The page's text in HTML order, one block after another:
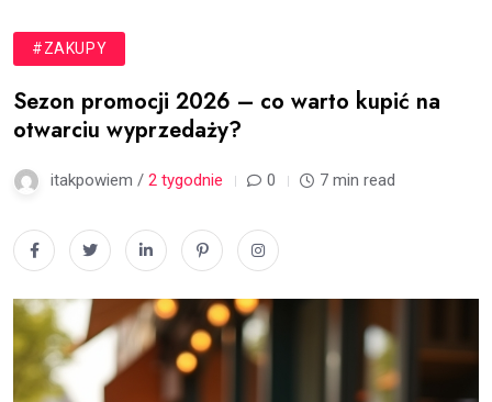
#ZAKUPY
Sezon promocji 2026 – co warto kupić na
otwarciu wyprzedaży?
itakpowiem / 2 tygodnie 0 7 min read